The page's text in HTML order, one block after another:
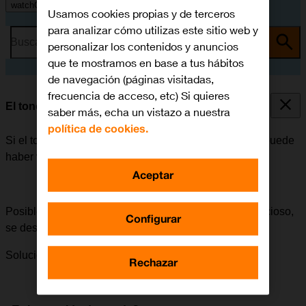
watchOS 11
Busca por problema o tema
El tono de mensajes no suena al recibir mensajes
Si el tono de mensajes no suena al recibir mensajes, puede
haber varias causas posibles al problema.
Posible causa 3 de 3:
Cuando se activa el modo silencioso,
se desactivan todos los sonidos del Apple Watch.
Solución: Cómo desactivar el modo silencioso.
Usamos cookies propias y de terceros
para analizar cómo utilizas este sitio web y
personalizar los contenidos y anuncios
que te mostramos en base a tus hábitos
de navegación (páginas visitadas,
frecuencia de acceso, etc) Si quieres
saber más, echa un vistazo a nuestra
política de cookies.
Configurar
Rechazar
Aceptar